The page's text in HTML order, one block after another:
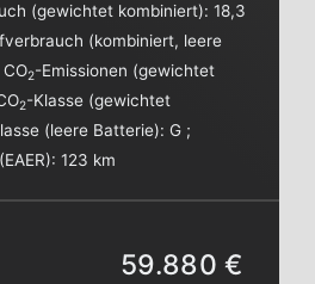
(gewichtet kombiniert):18,3
(kombiniert, leere
CO2-Emissionen (gewichtet
2-Klasse (gewichtet
(leere Batterie):G ;
123 km
59.880 €